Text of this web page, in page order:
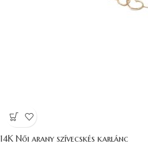
14K Női arany szívecskés karlánc